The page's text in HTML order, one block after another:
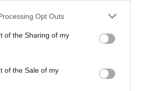
Opt Outs
of the Sharing of my
of the Sale of my
Timeout FC Porto